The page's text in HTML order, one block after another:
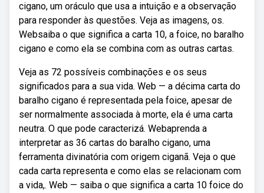
cigano, um oráculo que usa a intuição e a observação
para responder às questões. Veja as imagens, os.
Websaiba o que significa a carta 10, a foice, no baralho
cigano e como ela se combina com as outras cartas.
Veja as 72 possíveis combinações e os seus
significados para a sua vida. Web — a décima carta do
baralho cigano é representada pela foice, apesar de
ser normalmente associada à morte, ela é uma carta
neutra. O que pode caracterizá. Webaprenda a
interpretar as 36 cartas do baralho cigano, uma
ferramenta divinatória com origem ciganã. Veja o que
cada carta representa e como elas se relacionam com
a vida,. Web — saiba o que significa a carta 10 foice do